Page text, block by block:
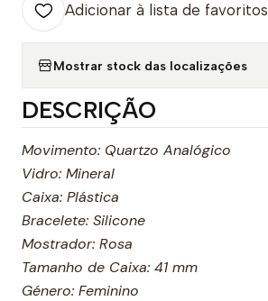
Adicionar à lista de favoritos
Mostrar stock das localizações
DESCRIÇÃO
Movimento: Quartzo Analógico
Vidro: Mineral
Caixa: Plástica
Bracelete: Silicone
Mostrador: Rosa
Tamanho de Caixa: 41 mm
Género: Feminino